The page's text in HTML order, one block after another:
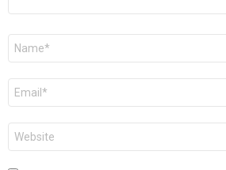
Nome
E-
mail
*
Site